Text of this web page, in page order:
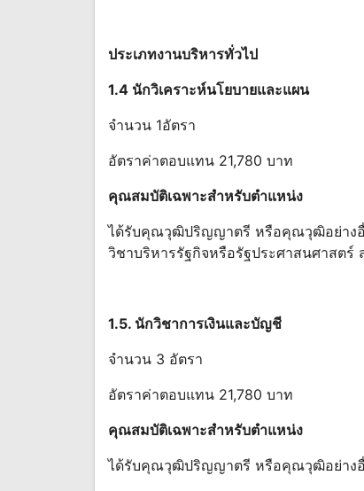
ประเภทงานบริหารทั่วไป
1.4 นักวิเคราะห์นโยบายและแผน
จํานวน 1อัตรา
อัตราค่าตอบแทน 21,780 บาท
คุณสมบัติเฉพาะสําหรับตําแหน่ง
ได้รับคุณวุฒิปริญญาตรี หรือคุณวุฒิอย่างอื่
วิชาบริหารรัฐกิจหรือรัฐประศาสนศาสต
1.5. นักวิชาการเงินและบัญชี
จํานวน 3 อัตรา
อัตราค่าตอบแทน 21,780 บาท
คุณสมบัติเฉพาะสําหรับตําแหน่ง
ได้รับคุณวุฒิปริญญาตรี หรือคุณวุฒิอย่างอื่